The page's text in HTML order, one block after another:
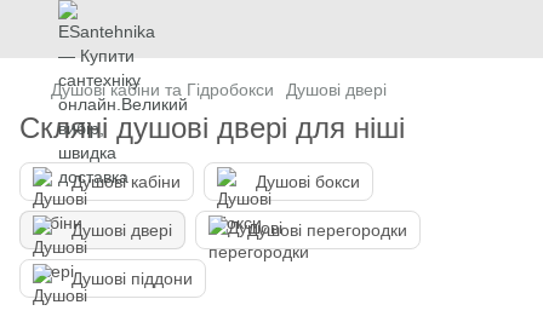
Душові кабіни та Гідробокси Душові двері
Скляні душові двері для ніші
Душові кабіни Душові бокси
Душові двері Душові перегородки
Душові піддони